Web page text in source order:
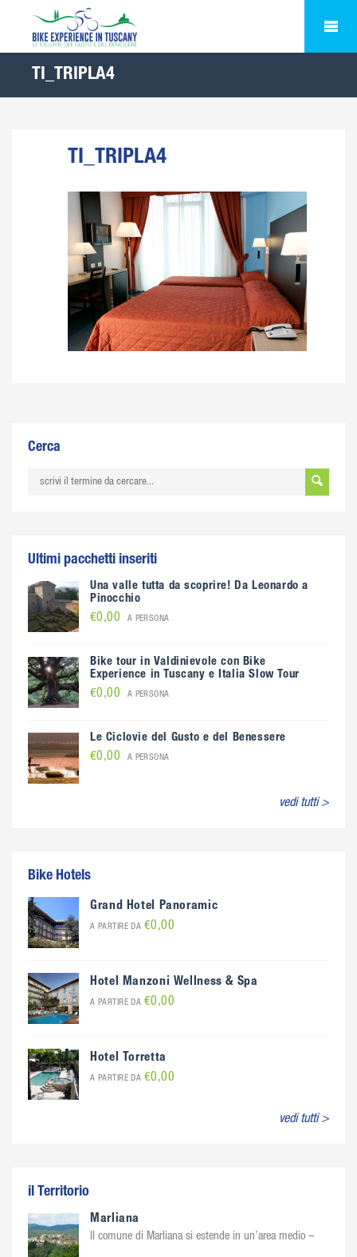
TI_TRIPLA4
TI_TRIPLA4
Cerca
Ultimi pacchetti inseriti
Una valle tutta da scoprire! Da Leonardo a
Pinocchio
€0,00 A PERSONA
Bike tour in Valdinievole con Bike
Experience in Tuscany e Italia Slow Tour
€0,00 A PERSONA
Le Ciclovie del Gusto e del Benessere
€0,00 A PERSONA
vedi tutti >
Bike Hotels
Grand Hotel Panoramic
A PARTIRE DA €0,00
Hotel Manzoni Wellness & Spa
A PARTIRE DA €0,00
Hotel Torretta
A PARTIRE DA €0,00
vedi tutti >
il Territorio
Marliana
Il comune di Marliana si estende in un’area medio –